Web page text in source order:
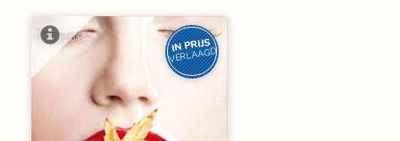
IN PRIJS
VERLAAGD